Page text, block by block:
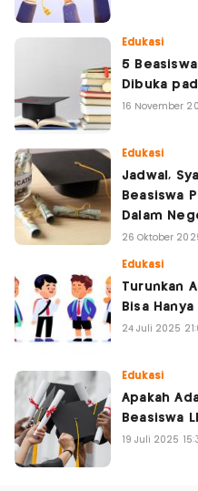
Edukasi
5
Dibuka
16 November
Edukasi
Jadwal,
Beasiswa
Dalam
26 Oktober
Edukasi
Turunkan
Bisa
24 Juli 2025
Edukasi
Apakah
Beasiswa
19 Juli 2025